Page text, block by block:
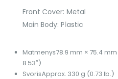
Front Cover: Metal
Main Body: Plastic
Matmenys78.9 mm × 75.4 mm
8.53″)
SvorisApprox. 330 g (0.73 lb.)